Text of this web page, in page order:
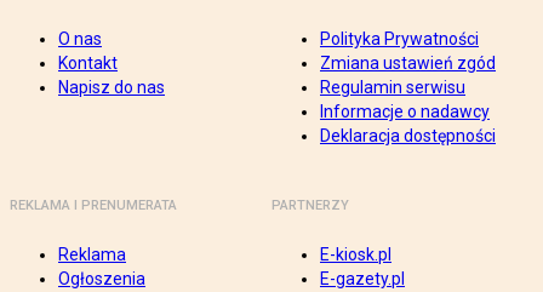
O nas
Kontakt
Napisz do nas
Polityka Prywatności
Zmiana ustawień zgód
Regulamin serwisu
Informacje o nadawcy
Deklaracja dostępności
REKLAMA I PRENUMERATA
Reklama
Ogłoszenia
PARTNERZY
E-kiosk.pl
E-gazety.pl